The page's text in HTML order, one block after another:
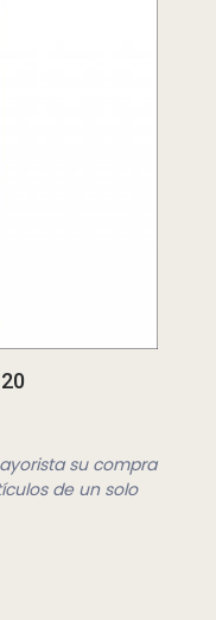
su compra
de un solo